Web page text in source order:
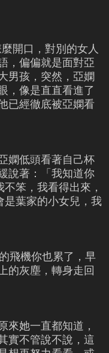
開口，對別的女人
，偏偏就是面對亞
男孩，突然，亞嫻
，像是直直看進了
已經徹底被亞嫻看
嫻低頭看著自己杯
說著：「我知道你
笨，我看得出來，
是葉家的小女兒，我
飛機你也累了，早
的灰塵，轉身走回
來她一直都知道，
實不管說不說，這